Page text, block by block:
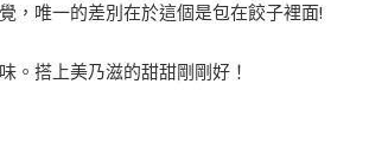
，唯一的差別在於這個是包在餃子裡面!
。搭上美乃滋的甜甜剛剛好！